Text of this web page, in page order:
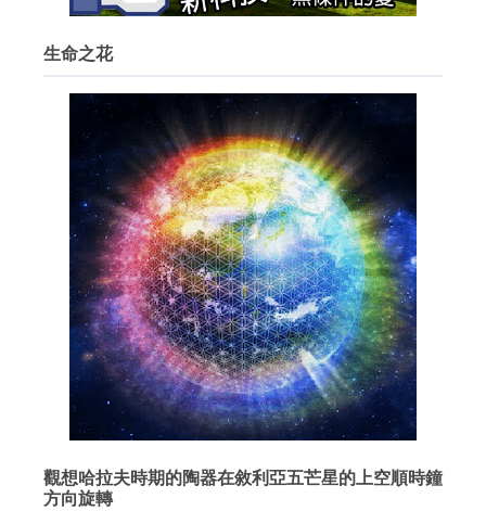
生命之花
觀想哈拉夫時期的陶器在敘利亞五芒星的上空順時鐘
方向旋轉